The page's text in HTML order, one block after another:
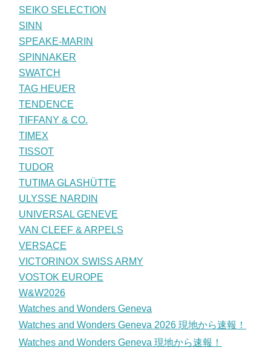
SEIKO SELECTION
SINN
SPEAKE-MARIN
SPINNAKER
SWATCH
TAG HEUER
TENDENCE
TIFFANY & CO.
TIMEX
TISSOT
TUDOR
TUTIMA GLASHÜTTE
ULYSSE NARDIN
UNIVERSAL GENEVE
VAN CLEEF & ARPELS
VERSACE
VICTORINOX SWISS ARMY
VOSTOK EUROPE
W&W2026
Watches and Wonders Geneva
Watches and Wonders Geneva 2026 現地から速報！
Watches and Wonders Geneva 現地から速報！